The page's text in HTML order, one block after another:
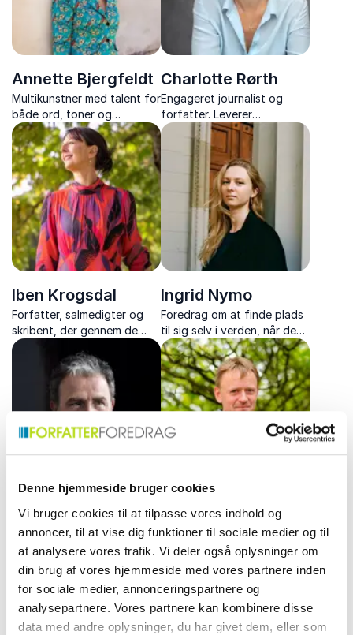
Denne hjemmeside bruger cookies
Vi bruger cookies til at tilpasse vores indhold og
annoncer, til at vise dig funktioner til sociale medier og til
at analysere vores trafik. Vi deler også oplysninger om
din brug af vores hjemmeside med vores partnere inden
for sociale medier, annonceringspartnere og
analysepartnere. Vores partnere kan kombinere disse
data med andre oplysninger, du har givet dem, eller som
Annette Bjergfeldt
Multikunstner med talent for
både ord, toner og
penselstrøg.
Charlotte Rørth
Engageret journalist og
forfatter. Leverer
tankevækkende foredrag,
der berører og inspirerer.
Dygtig til at formidle
komplekse emner med
klarhed.
Iben Krogsdal
Forfatter, salmedigter og
skribent, der gennem de
seneste år har skrevet
salmedigte, salmer, noveller,
koncertfortællinger og
Ingrid Nymo
Foredrag om at finde plads
til sig selv i verden, når de
faste holdepunkter
forsvinder.
Jens Christian
Grøndahl
Forfatter og
foredragsholder. Foredrag
om eget forfatterskab og
tilknyttede temaer.
Johan Peter Uldall
Fynbo
Fremtrædende astrofysiker
og forfatter, der kombinerer
dyb viden med evnen til at
formidle komplekse